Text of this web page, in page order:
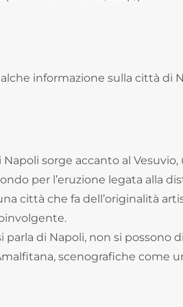
informazione sulla città di
Napoli sorge accanto al
per l’eruzione legata alla
città che fa dell’originalità
parla di Napoli, non si possono
scenografiche come